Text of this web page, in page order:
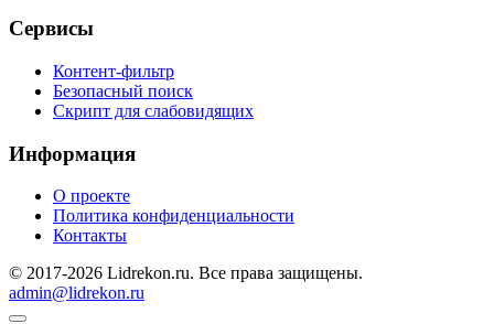
Сервисы
Контент-фильтр
Безопасный поиск
Скрипт для слабовидящих
Информация
О проекте
Политика конфиденциальности
Контакты
© 2017-2026 Lidrekon.ru. Все права защищены.
admin@lidrekon.ru